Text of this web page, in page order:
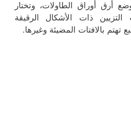
أرق أوراق الطاولات، وتختار
التزيين ذات الأشكال الرقيقة
تهتم بالافتات المضيئة وغيرها.